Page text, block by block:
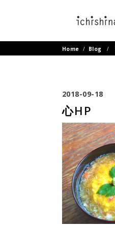
Home / Blog /
2018-09-18
心HP